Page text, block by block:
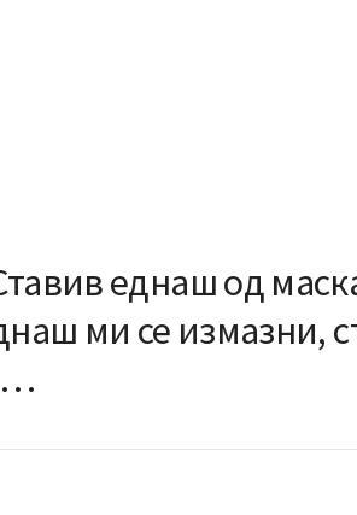
еднаш од
ми се измазни,